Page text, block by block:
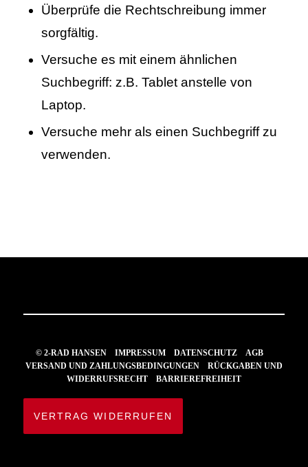
Überprüfe die Rechtschreibung immer
sorgfältig.
Versuche es mit einem ähnlichen
Suchbegriff: z.B. Tablet anstelle von
Laptop.
Versuche mehr als einen Suchbegriff zu
verwenden.
© 2-RAD HANSENIMPRESSUM DATENSCHUTZ
AGB
VERSAND UND ZAHLUNGSBEDINGUNGEN
RÜCKGABEN UND
WIDERRUFSRECHT
BARRIEREFREIHEIT
VERTRAG WIDERRUFEN